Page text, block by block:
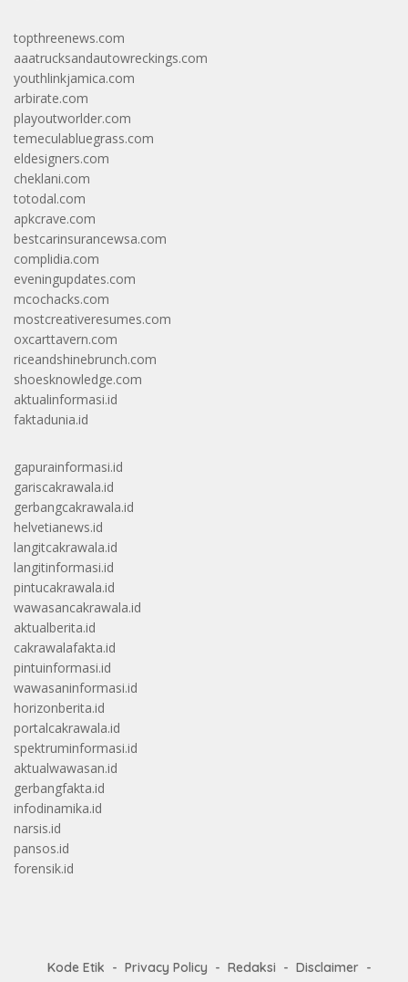
topthreenews.com
aaatrucksandautowreckings.com
youthlinkjamica.com
arbirate.com
playoutworlder.com
temeculabluegrass.com
eldesigners.com
cheklani.com
totodal.com
apkcrave.com
bestcarinsurancewsa.com
complidia.com
eveningupdates.com
mcochacks.com
mostcreativeresumes.com
oxcarttavern.com
riceandshinebrunch.com
shoesknowledge.com
aktualinformasi.id
faktadunia.id
gapurainformasi.id
gariscakrawala.id
gerbangcakrawala.id
helvetianews.id
langitcakrawala.id
langitinformasi.id
pintucakrawala.id
wawasancakrawala.id
aktualberita.id
cakrawalafakta.id
pintuinformasi.id
wawasaninformasi.id
horizonberita.id
portalcakrawala.id
spektruminformasi.id
aktualwawasan.id
gerbangfakta.id
infodinamika.id
narsis.id
pansos.id
forensik.id
Kode Etik Privacy Policy Redaksi
Disclaimer